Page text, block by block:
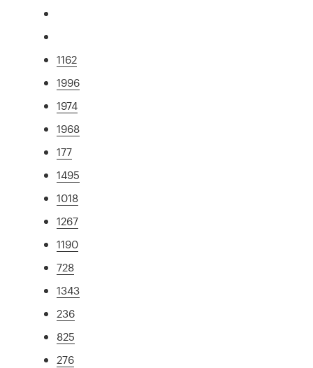
1162
1996
1974
1968
177
1495
1018
1267
1190
728
1343
236
825
276